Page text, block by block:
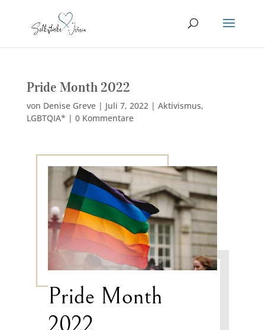
Pride Month 2022
von Denise Greve| Juli 7, 2022| Aktivismus,
LGBTQIA* | 0 Kommentare
Pride Month